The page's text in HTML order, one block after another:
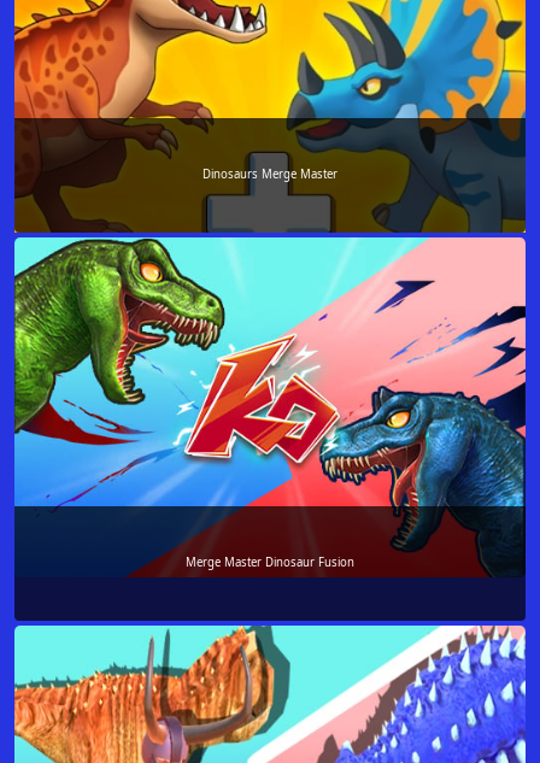
Dinosaurs Merge Master
Merge Master Dinosaur Fusion